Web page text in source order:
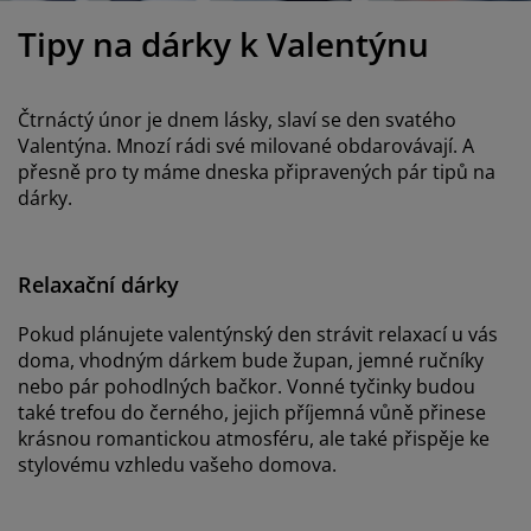
skříně
do ložnice
rámy s úložným prostorem
matrace
o nábytek/doplňky
osvětlení
pokoj
Tipy na dárky k Valentýnu
Čtrnáctý únor je dnem lásky, slaví se den svatého
Valentýna. Mnozí rádi své milované obdarovávají. A
přesně pro ty máme dneska připravených pár tipů na
dárky.
Relaxační dárky
Pokud plánujete valentýnský den strávit relaxací u vás
doma, vhodným dárkem bude župan, jemné ručníky
nebo pár pohodlných bačkor. Vonné tyčinky budou
také trefou do černého, jejich příjemná vůně přinese
krásnou romantickou atmosféru, ale také přispěje ke
stylovému vzhledu vašeho domova.